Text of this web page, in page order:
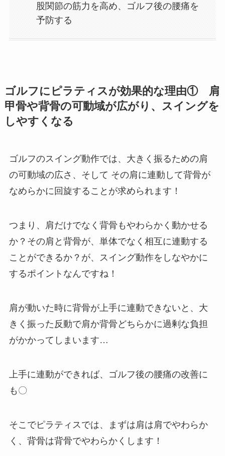
股関節の筋力を高め、ゴルフ後の腰痛を
予防する
ゴルフにピラティスが効果的な理由① 肩
甲骨や背骨の可動域が広がり、スイングを
しやすくなる
ゴルフのスイング動作では、大きく振るための肩
の可動域の広さ、そして その肩に連動して背骨が
なめらかに回旋することが求められます！
つまり、肩だけでなく背骨もやわらかく動かせる
か？その肩と背骨が、単体でなく相互に連動する
ことができるか？が、スイング動作をしなやかに
するポイントなんですね！
肩が動いた時に背骨が上手に連動できないと、大
きく振った反動で肩か背骨どちらかに過剰な負担
がかかってしまいます…
上手に連動ができれば、ゴルフ後の腰痛の改善に
も〇
そこでピラティスでは、まずは肩は肩でやわらか
く、背骨は背骨でやわらかくします！